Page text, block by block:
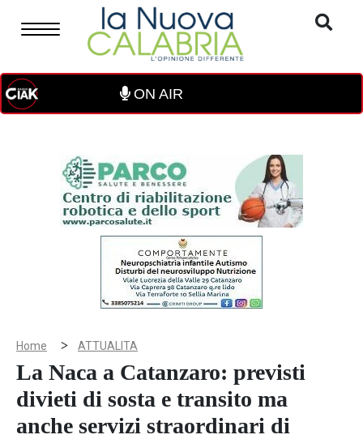
ON AIR
Home > ATTUALITA
La Naca a Catanzaro: previsti
divieti di sosta e transito ma
anche servizi straordinari di